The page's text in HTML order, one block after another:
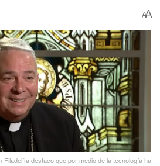
AA
Filadelfia destaco que por medio de la tecnología ha